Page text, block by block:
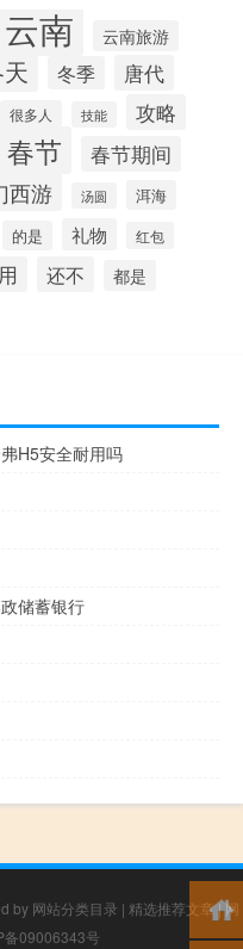
云南 云南旅游
冬季 唐代
很多人 技能 攻略
春节 春节期间
西游 汤圆 洱海
的是 礼物 红包
还不 都是
H5安全耐用吗
储蓄银行
by 网站分类目录 | 精选推荐文章|网
备09006343号